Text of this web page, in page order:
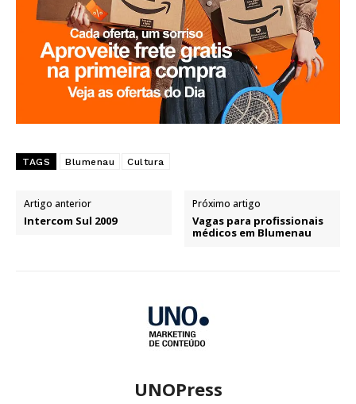
TAGS Blumenau Cultura
Artigo anterior
Intercom Sul 2009
Próximo artigo
Vagas para profissionais
médicos em Blumenau
UNOPress